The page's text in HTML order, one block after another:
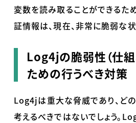
変数を読み取ることができるため
証情報は、現在、非常に脆弱な
Log4jの脆弱性（仕
ための行うべき対策
Log4jは重大な脅威であり、ど
考えるべきではないでしょう。